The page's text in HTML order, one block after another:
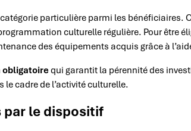
particulière parmi les bénéficiaires.
culturelle régulière. Pour être
des équipements acquis grâce à
obligatoirequi garantit la pérennité des
cadre de l’activité culturelle.
par le dispositif